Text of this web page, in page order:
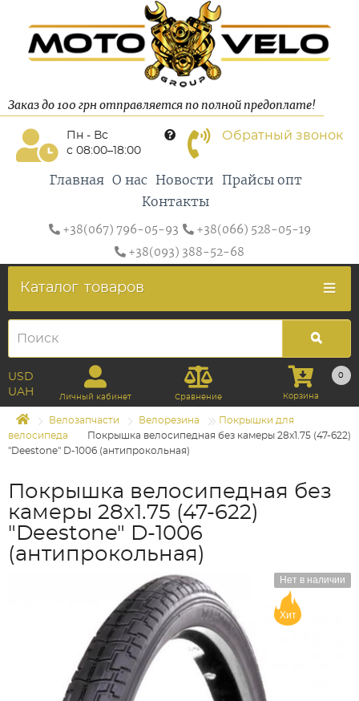
Заказ до 100 грн отправляется по полной предоплате!
Пн - Вс
с 08:00–18:00
Обратный звонок
Главная О нас Новости
Прайсы опт
Контакты
+38(067) 796-05-93
+38(066) 528-05-19
+38(093) 388-52-68
Каталог товаров
USD
UAH
Личный кабинет Сравнение
0
Корзина
Велозапчасти Велорезина
Покрышки для
велосипеда
Покрышка велосипедная без камеры 28x1.75 (47-622)
"Deestone" D-1006 (антипрокольная)
Покрышка велосипедная без
камеры 28x1.75 (47-622)
"Deestone" D-1006
(антипрокольная)
Нет в наличии
Хит